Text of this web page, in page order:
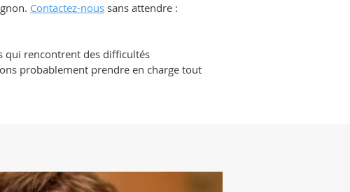
Contactez-nous sans attendre :
qui rencontrent des difficultés
probablement prendre en charge tout